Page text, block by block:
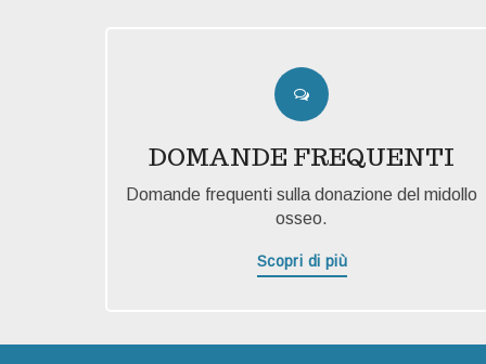
DOMANDE FREQUENTI
Domande frequenti sulla donazione del midollo
osseo.
Scopri di più